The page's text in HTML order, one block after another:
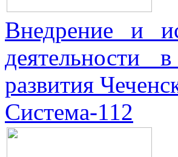
Внедрение и
деятельности
развития
Система-112